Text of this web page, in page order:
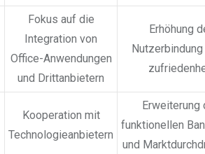
Fokus auf die
Integration von
Office-Anwendungen
und Drittanbietern
Erhöhung
Kooperation mit
Technologieanbietern
Erweiterung
funktionellen
und